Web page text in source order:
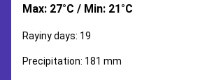
Max: 27°C / Min: 21°C
Rayiny days: 19
Precipitation: 181 mm